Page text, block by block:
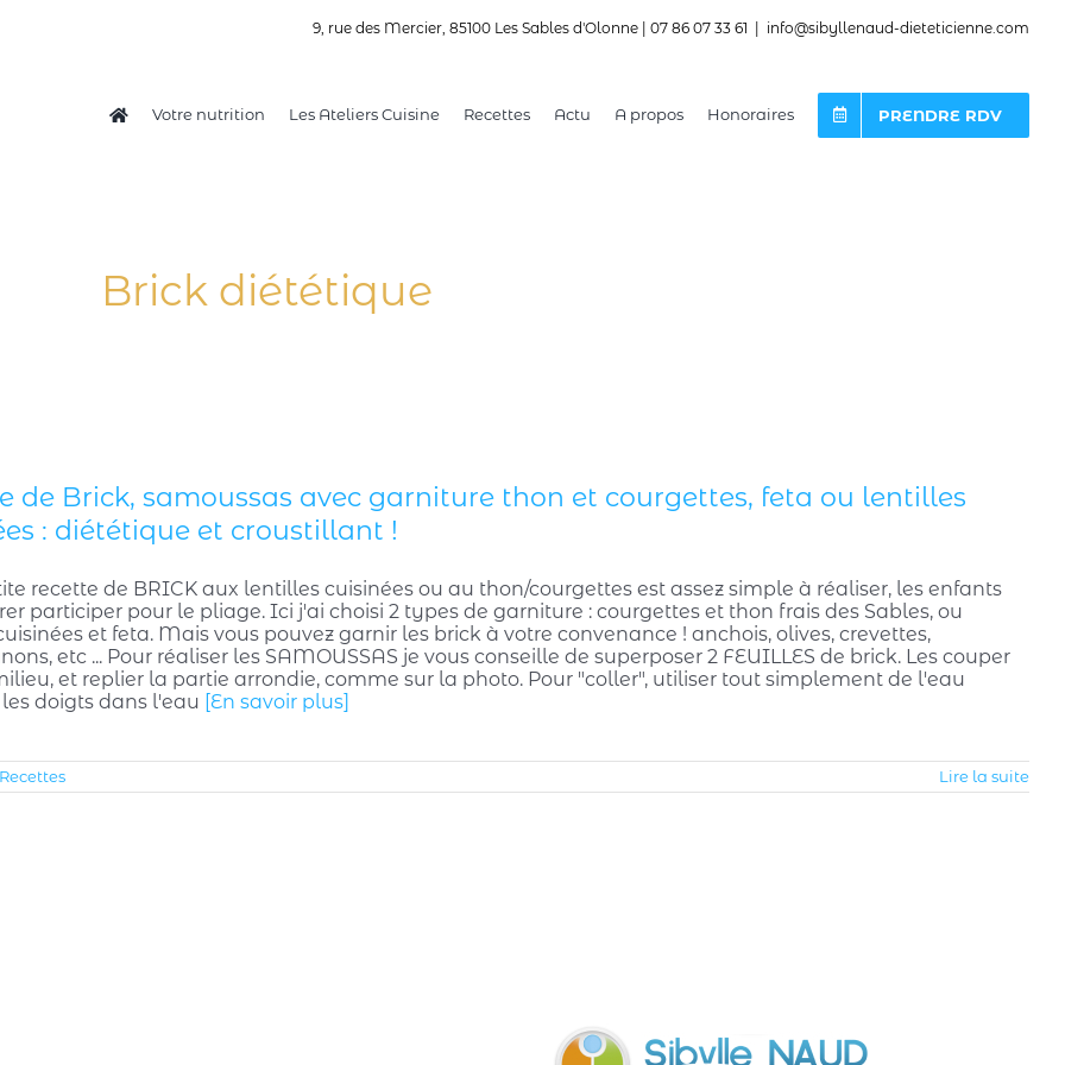
9, rue des Mercier, 85100 Les Sables d'Olonne | 07 86 07 33 61 info@sibyllenaud-dieteticienne.com
Votre nutrition Les Ateliers Cuisine Recettes Actu A propos Honoraires PRENDRE RDV
Brick diététique
de Brick, samoussas avec garniture thon et courgettes, feta ou lentilles
: diététique et croustillant !
recette de BRICK aux lentilles cuisinées ou au thon/courgettes est assez simple à réaliser, les enfants
participer pour le pliage. Ici j'ai choisi 2 types de garniture : courgettes et thon frais des Sables, ou
et feta. Mais vous pouvez garnir les brick à votre convenance ! anchois, olives, crevettes,
etc ... Pour réaliser les SAMOUSSAS je vous conseille de superposer 2 FEUILLES de brick. Les couper
et replier la partie arrondie, comme sur la photo. Pour "coller", utiliser tout simplement de l'eau
doigts dans l'eau [En savoir plus]
Recettes Lire la suite